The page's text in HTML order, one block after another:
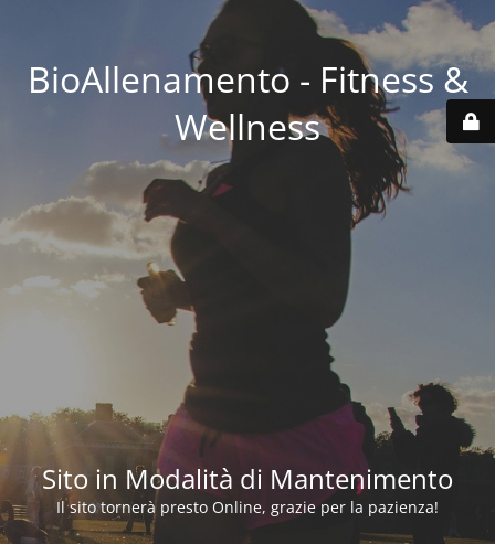
BioAllenamento - Fitness &
Wellness
Sito in Modalità di Mantenimento
Il sito tornerà presto Online, grazie per la pazienza!